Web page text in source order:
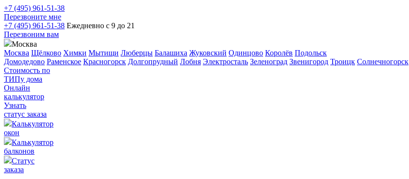
+7 (495) 961-51-38
Перезвоните мне
+7 (495) 961-51-38 Ежедневно с 9 до 21
Перезвоним вам
Москва
Москва Щёлково Химки Мытищи Люберцы Балашиха Жуковский Одинцово Королёв Подольск
Домодедово Раменское Красногорск Долгопрудный Лобня Электросталь Зеленоград Звенигород Троицк Солнечногорск
Стоимость по
ТИПу дома
Онлайн
калькулятор
Узнать
статус заказа
Калькулятор
окон
Калькулятор
балконов
Статус
заказа